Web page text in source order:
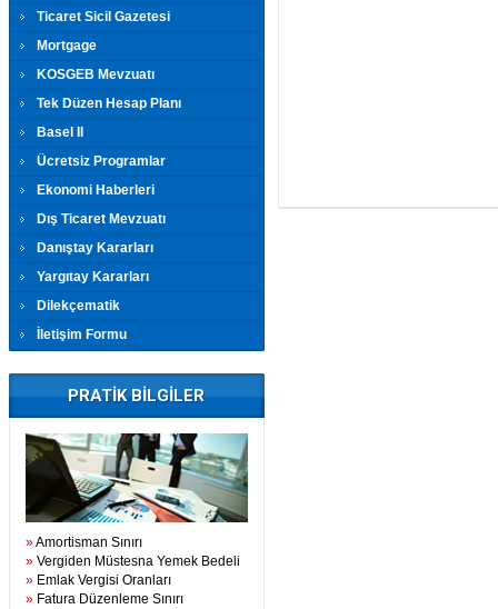
Ticaret Sicil Gazetesi
Mortgage
KOSGEB Mevzuatı
Tek Düzen Hesap Planı
Basel II
Ücretsiz Programlar
Ekonomi Haberleri
Dış Ticaret Mevzuatı
Danıştay Kararları
Yargıtay Kararları
Dilekçematik
İletişim Formu
PRATİK BİLGİLER
»Amortisman Sınırı
» Vergiden Müstesna Yemek Bedeli
» Emlak Vergisi Oranları
» Fatura Düzenleme Sınırı